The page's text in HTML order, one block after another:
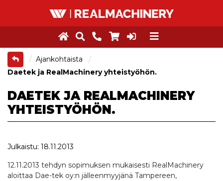
Ajankohtaista
Daetek ja RealMachinery yhteistyöhön.
DAETEK JA REALMACHINERY
YHTEISTYÖHÖN.
Julkaistu: 18.11.2013
12.11.2013 tehdyn sopimuksen mukaisesti RealMachinery
aloittaa Dae-tek oy:n jälleenmyyjänä Tampereen,